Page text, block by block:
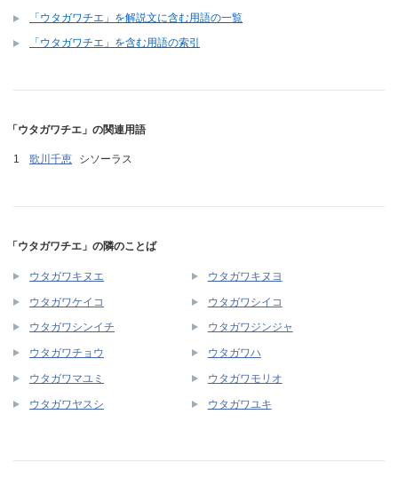
「ウタガワチエ」を解説文に含む用語の一覧
「ウタガワチエ」を含む用語の索引
「ウタガワチエ」の関連用語
歌川千恵 シソーラス
「ウタガワチエ」の隣のことば
ウタガワキヌエ ウタガワキヌヨ
ウタガワケイコ ウタガワシイコ
ウタガワシンイチ ウタガワジンジャ
ウタガワチョウ ウタガワハ
ウタガワマユミ ウタガワモリオ
ウタガワヤスシ ウタガワユキ